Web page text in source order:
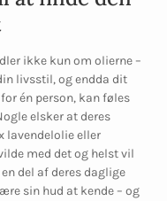
ikke kun om olierne –
livsstil, og endda dit
én person, kan føles
elsker at deres
lavendelolie eller
med det og helst vil
del af deres daglige
sin hud at kende – og